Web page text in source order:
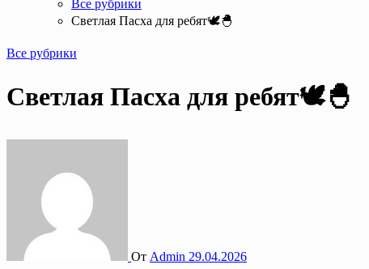
Все рубрики
Светлая Пасха для ребят🕊️🐣
Все рубрики
Светлая Пасха для ребят🕊️🐣
От Admin 29.04.2026